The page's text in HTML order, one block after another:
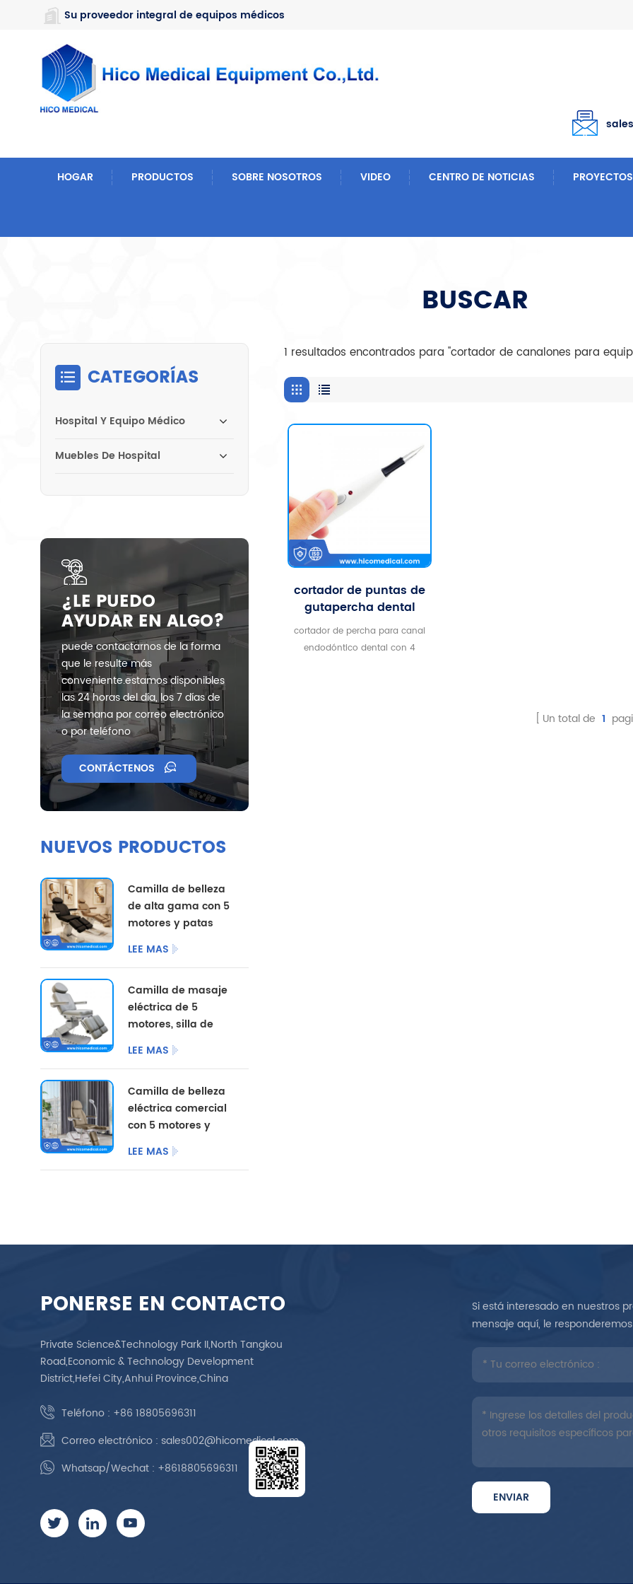
https://www.microsoft.com/en-us/microsoft-teams/log-in
Su proveedor integral de equipos médicos
HOGAR PRODUCTOS SOBRE NOSOTROS VIDEO CENTRO DE NOTICIAS PROYECTOS
BUSCAR
1 resultados encontrados para "cortador de canalones para
cortador de puntas de
gutapercha dental
instrumentos dentales
cortador de percha para canal
endodóntico dental con 4
Un total de 1
CATEGORÍAS
Hospital Y Equipo Médico
Muebles De Hospital
¿LE PUEDO
AYUDAR EN ALGO?
puede contactarnos de la forma
que le resulte más
conveniente.estamos disponibles
las 24 horas del día, los 7 días de
la semana por correo electrónico
o por teléfono
CONTÁCTENOS
NUEVOS PRODUCTOS
Camilla de belleza
de alta gama con 5
motores y patas
divididas, con
opciones de color
LEE MAS
Camilla de masaje
eléctrica de 5
motores, silla de
pedicura
cosmética,
salón, camilla de
belleza eléctrica
para centro de
podología.
LEE MAS
Camilla de belleza
eléctrica comercial
con 5 motores y
patas divididas.
LEE MAS
PONERSE EN CONTACTO
Private Science&Technology Park II,North Tangkou
Road,Economic & Technology Development
District,Hefei City,Anhui Province,China
Teléfono : +86 18805696311
Correo electrónico : sales002@hicomedical.com
Whatsap/Wechat : +8618805696311
Si está interesado en nuestros
mensaje aquí, le